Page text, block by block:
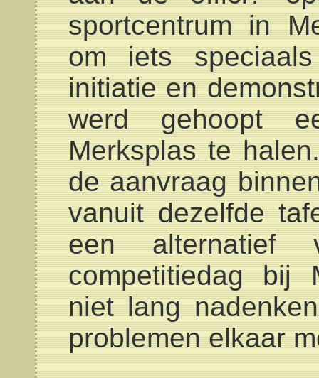
sportcentrum in
om iets
initiatie en
werd gehoopt
Merksplas te
de aanvraag
vanuit dezelfde
een alternatief
competitiedag bij
niet lang
problemen elkaar